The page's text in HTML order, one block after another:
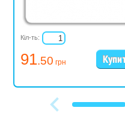
91.50 грн
Кіл-ть: